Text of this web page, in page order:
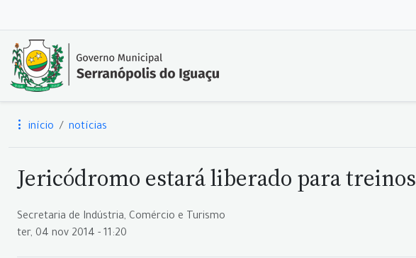
início notícias
Jericódromo estará liberado para treinos
Secretaria de Indústria, Comércio e Turismo
ter, 04 nov 2014 - 11:20